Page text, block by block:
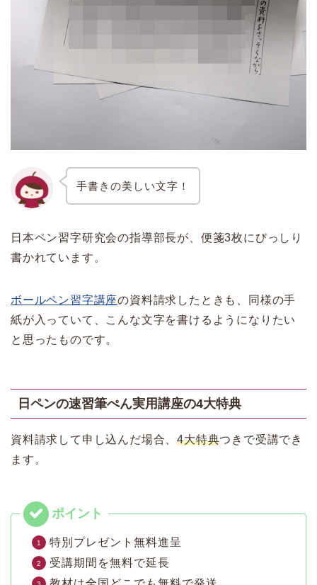
手書きの美しい文字！
日本ペン習字研究会の指導部長が、便箋3枚にびっしり
書かれています。
ボールペン習字講座の資料請求したときも、同様の手
紙が入っていて、こんな文字を書けるようになりたい
と思ったものです。
日ペンの速習筆ぺん実用講座の4大特典
資料請求して申し込んだ場合、4大特典つきで受講でき
ます。
特別プレゼント無料進呈
受講期間を無料で延長